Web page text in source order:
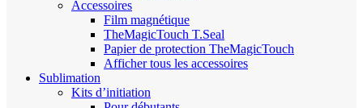
Accessoires
Film magnétique
TheMagicTouch T.Seal
Papier de protection TheMagicTouch
Afficher tous les accessoires
Sublimation
Kits d’initiation